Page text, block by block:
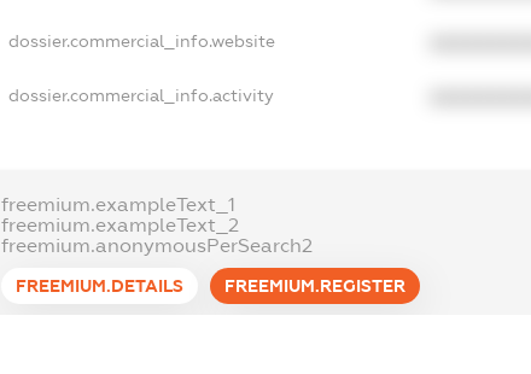
dossier.commercial_info.website
dossier.commercial_info.activity
freemium.exampleText_1
freemium.exampleText_2
freemium.anonymousPerSearch2
FREEMIUM.DETAILS FREEMIUM.REGISTER